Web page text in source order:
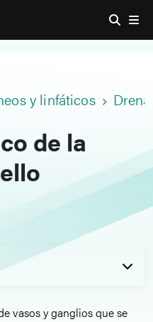
y linfáticos
de la
vasos y ganglios que se